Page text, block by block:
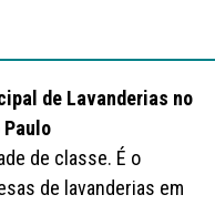
de Lavanderias no
Paulo
de classe. É o
de lavanderias em